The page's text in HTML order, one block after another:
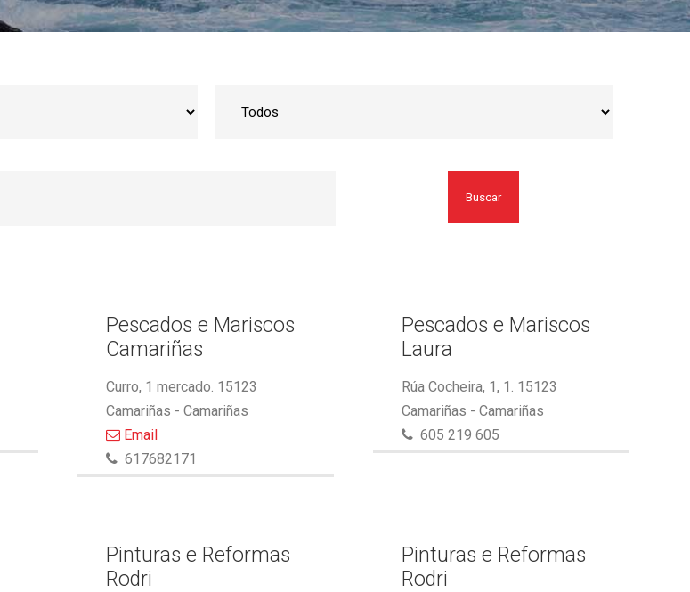
Buscar
Pescados e Mariscos
Camariñas
Curro, 1 mercado. 15123
Camariñas - Camariñas
Email
617682171
Pescados e Mariscos
Laura
Rúa Cocheira, 1, 1. 15123
Camariñas - Camariñas
605 219 605
Pinturas e Reformas
Rodri
Pinturas e Reformas
Rodri